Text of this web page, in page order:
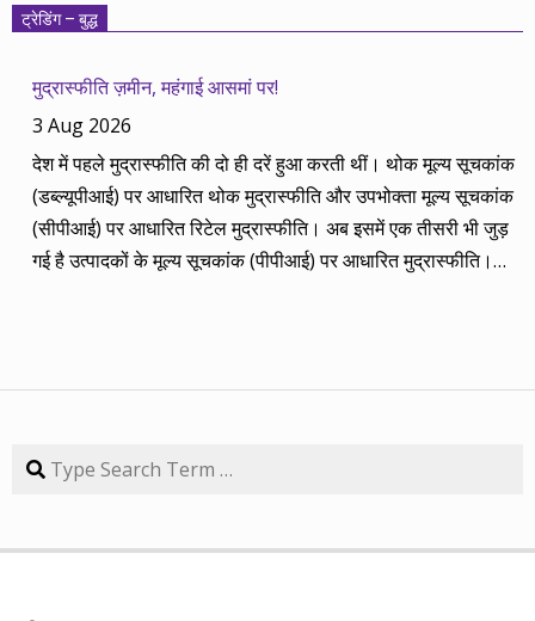
मजबूत आधार और गहन रिसर्च के साथ। उसी का नतीजा है कि हमारी
अगस्त 2014 तक का लेखाजोखा रखा था। अब सितंबर 2013 से सितंबर
2014 की बानगी पेश है। सितंबर 2013 में पांच रविवार थे तो पांच
कंपनियां। आप नीचे की सारिणी से देख सकते हैं कि पांच में चार ने अपना
(तीन से पांच साल का) लक्ष्य साल भर में ही पूरा कर लिया है, जबकि एक
कंपनी 84.57 प्रतिशत रिटर्न के साथ लक्ष्य से ज़रा-सा पीछे है। तारीख
कंपनी तब का भाव समय लक्ष्य 30/09/14 का भाव रिटर्न (%) 01/09/13
डॉ. रेड्डीज़ लैब 2292.90 3 साल 2815 3229.60 40.85 08/09/13
संतुलन बनाकर चलते हैं। यह भी बताते हैं कि कहां पर एंट्री करें और आपके
ट्रेडिंग – बुद्ध
मुद्रास्फीति ज़मीन, महंगाई आसमां पर!
3 Aug 2026
देश में पहले मुद्रास्फीति की दो ही दरें हुआ करती थीं। थोक मूल्य सूचकांक
(डब्ल्यूपीआई) पर आधारित थोक मुद्रास्फीति और उपभोक्ता मूल्य सूचकांक
(सीपीआई) पर आधारित रिटेल मुद्रास्फीति। अब इसमें एक तीसरी भी जुड़
गई है उत्पादकों के मूल्य सूचकांक (पीपीआई) पर आधारित मुद्रास्फीति।
मुद्रास्फीति जितनी बढ़ती है, उससे ज्यादा कमाई बढ़ जाए तो किसी को
मुद्रास्फीति का 4% बढ़ना भी घर-गृहस्थी की कमर तोड़ देता है। सरकार
कहती है कि उसने तो पिछले बारह सालों में मुद्रास्फीति को काबू में कर रखा
(एफआईटी) फ्रेमवर्क के तहत रिटेल मुद्रास्फीति के लिए 4% को बीच में
तक टूटी नहीं है। यह फ्रेमवर्क हर पांच साल पर बढ़ाया जाता है। अभी इसे